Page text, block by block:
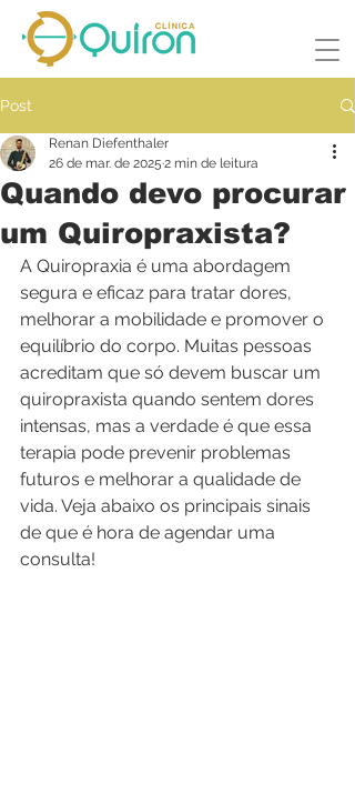
Post
Quando devo procurar
um Quiropraxista?
Renan Diefenthaler
26 de mar. de 2025 2 min de leitura
A Quiropraxia é uma abordagem
segura e eficaz para tratar dores,
melhorar a mobilidade e promover o
equilíbrio do corpo. Muitas pessoas
acreditam que só devem buscar um
quiropraxista quando sentem dores
intensas, mas a verdade é que essa
terapia pode prevenir problemas
futuros e melhorar a qualidade de
vida. Veja abaixo os principais sinais
de que é hora de agendar uma
consulta!